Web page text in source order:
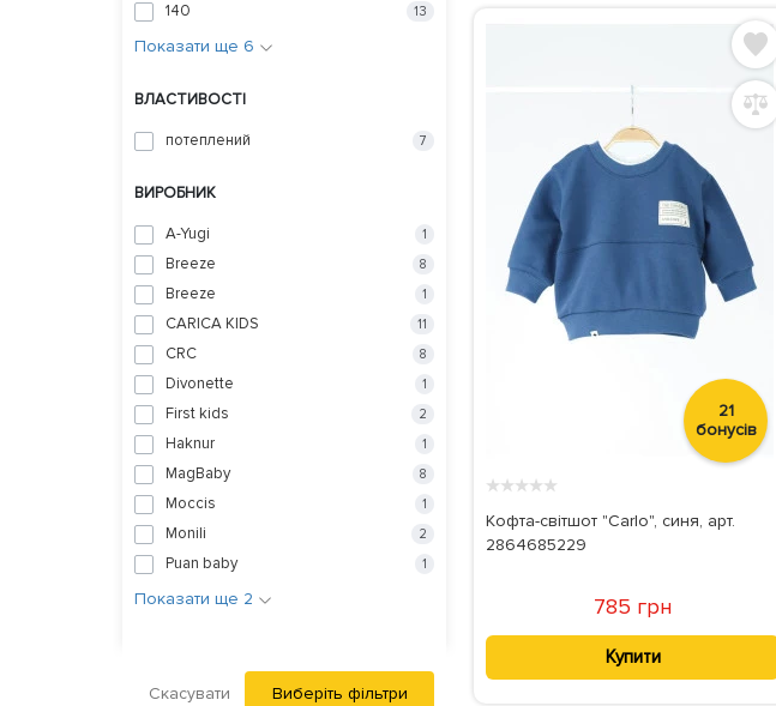
140 13
Показати ще 6
ВЛАСТИВОСТІ
потеплений 7
ВИРОБНИК
A-Yugi 1
Breeze 8
Breeze 1
CARICA KIDS 11
CRC 8
Divonette 1
First kids 2
Haknur 1
MagBaby 8
Moccis 1
Monili 2
Puan baby 1
Показати ще 2
Скасувати Виберіть фільтри
21
бонусів
★★★★★
Кофта-світшот "Carlo", синя, арт.
2864685229
785 грн
Купити